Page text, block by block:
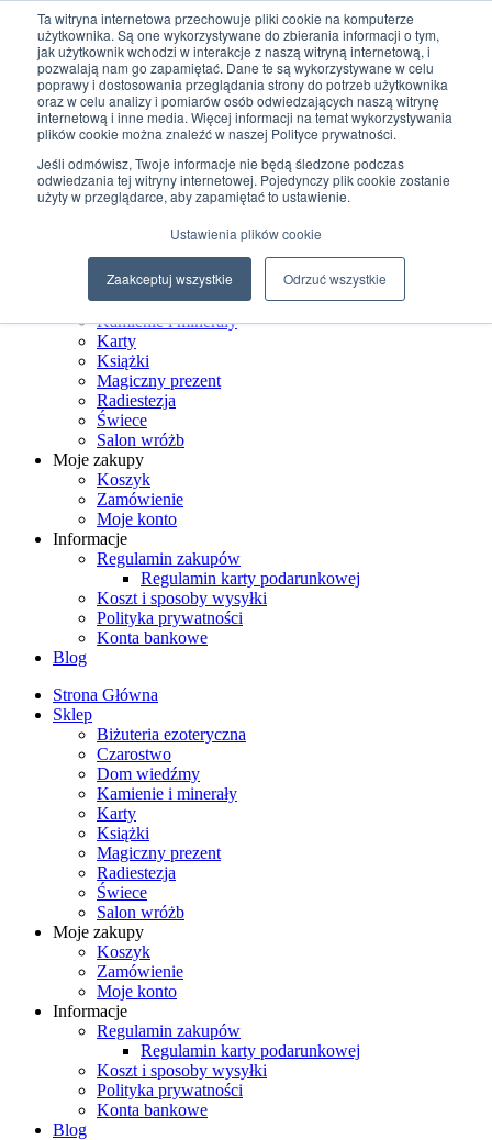
Ta witryna internetowa przechowuje pliki cookie na komputerze
użytkownika. Są one wykorzystywane do zbierania informacji o tym,
jak użytkownik wchodzi w interakcje z naszą witryną internetową, i
pozwalają nam go zapamiętać. Dane te są wykorzystywane w celu
poprawy i dostosowania przeglądania strony do potrzeb użytkownika
oraz w celu analizy i pomiarów osób odwiedzających naszą witrynę
internetową i inne media. Więcej informacji na temat wykorzystywania
plików cookie można znaleźć w naszej Polityce prywatności.
Jeśli odmówisz, Twoje informacje nie będą śledzone podczas
odwiedzania tej witryny internetowej. Pojedynczy plik cookie zostanie
użyty w przeglądarce, aby zapamiętać to ustawienie.
Ustawienia plików cookie
Zaakceptuj wszystkie Odrzuć wszystkie
Przejdź do treści
+48 507 498 341
sklep@ksiegarniamagiczna.pl
sklep internetowy 24h/7
Wyszukiwarka produktów
Biżuteria ezoteryczna
Czarostwo
Dom wiedźmy
Kamienie i minerały
Karty
Książki
Magiczny prezent
Radiestezja
Świece
Salon wróżb
Moje zakupy
Koszyk
Zamówienie
Moje konto
Informacje
Regulamin zakupów
Regulamin karty podarunkowej
Koszt i sposoby wysyłki
Polityka prywatności
Konta bankowe
Blog
Strona Główna
Sklep
Biżuteria ezoteryczna
Czarostwo
Dom wiedźmy
Kamienie i minerały
Karty
Książki
Magiczny prezent
Radiestezja
Świece
Salon wróżb
Moje zakupy
Koszyk
Zamówienie
Moje konto
Informacje
Regulamin zakupów
Regulamin karty podarunkowej
Koszt i sposoby wysyłki
Polityka prywatności
Konta bankowe
Blog